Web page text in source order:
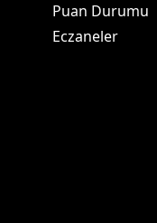
Puan Durumu
Eczaneler